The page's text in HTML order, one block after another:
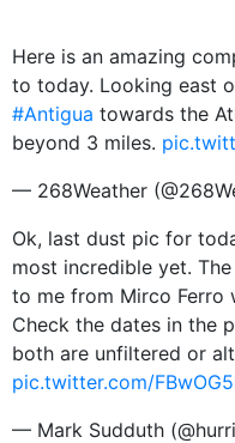
Here is an amazing
to today. Looking east
#Antigua towards the
beyond 3 miles.
— 268Weather
Ok, last dust pic for
most incredible yet.
to me from Mirco Ferro
Check the dates in the
both are unfiltered or
pic.twitter.com/
— Mark Sudduth